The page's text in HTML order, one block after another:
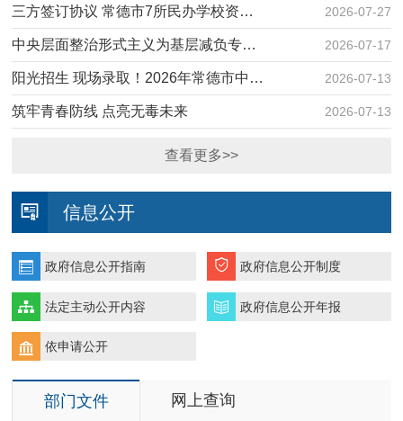
2026-07-27
三方签订协议 常德市7所民办学校资…
2026-07-17
中央层面整治形式主义为基层减负专…
2026-07-13
阳光招生 现场录取！2026年常德市中…
2026-07-13
筑牢青春防线 点亮无毒未来
查看更多>>
信息公开
政府信息公开指南 政府信息公开制度
法定主动公开内容 政府信息公开年报
依申请公开
部门文件 网上查询